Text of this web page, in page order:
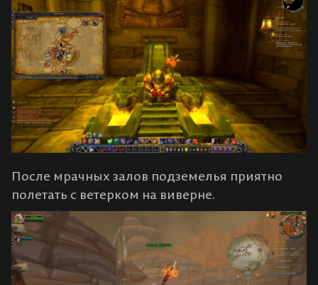
После мрачных залов подземелья приятно
полетать с ветерком на виверне.